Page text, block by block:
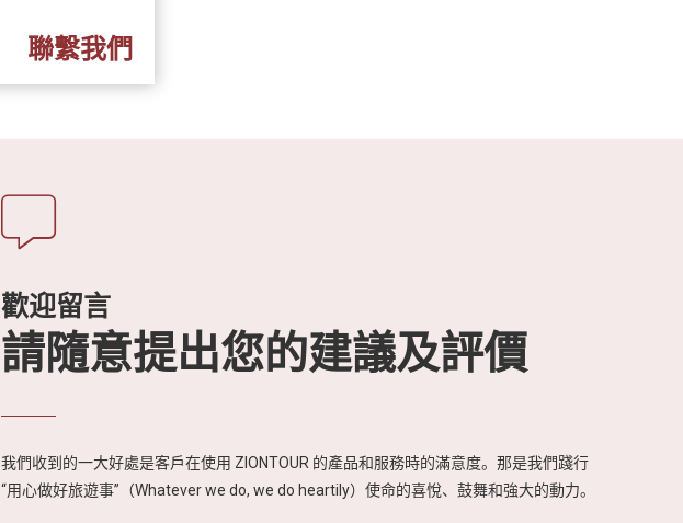
聯繫我們
歡迎留言
請隨意提出您的建議及評價
我們收到的一大好處是客戶在使用 ZIONTOUR 的產品和服務時的滿意度。那是我們踐行
“用心做好旅遊事”（Whatever we do, we do heartily）使命的喜悅、鼓舞和強大的動力。